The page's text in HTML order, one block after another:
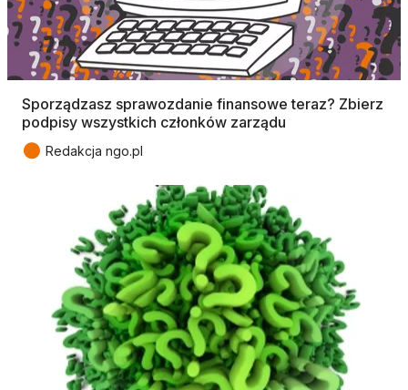
Sporządzasz sprawozdanie finansowe teraz? Zbierz
podpisy wszystkich członków zarządu
● Redakcja ngo.pl